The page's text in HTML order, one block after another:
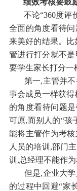
绩效考核要鼓
不论“360度评
全面的角度看待
来美好的结果。
管进行打分就不
要学生家长打分一
第一,主管并
事会成员一样获
的角度看待问题
可原,而别人的“孩
能将主管作为考
人员的培训,部门
训,总经理不能作为
但是,企业大
的过程中回避“家